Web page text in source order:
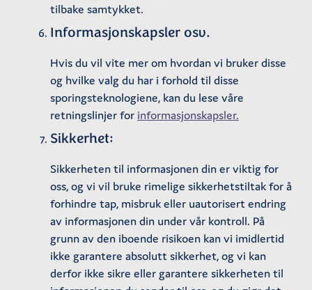
tilbake samtykket.
Informasjonskapsler osv.
Hvis du vil vite mer om hvordan vi bruker disse
og hvilke valg du har i forhold til disse
sporingsteknologiene, kan du lese våre
retningslinjer for informasjonskapsler.
Sikkerhet:
Sikkerheten til informasjonen din er viktig for
oss, og vi vil bruke rimelige sikkerhetstiltak for å
forhindre tap, misbruk eller uautorisert endring
av informasjonen din under vår kontroll. På
grunn av den iboende risikoen kan vi imidlertid
ikke garantere absolutt sikkerhet, og vi kan
derfor ikke sikre eller garantere sikkerheten til